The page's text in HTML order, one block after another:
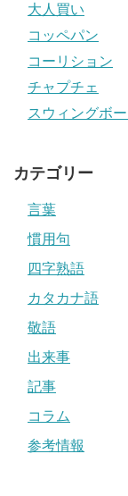
大人買い
コッペパン
コーリション
チャプチェ
スウィングボー
カテゴリー
言葉
慣用句
四字熟語
カタカナ語
敬語
出来事
記事
コラム
参考情報